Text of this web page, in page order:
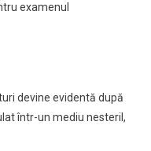
examenul
devine evidentă după
într-un mediu nesteril,